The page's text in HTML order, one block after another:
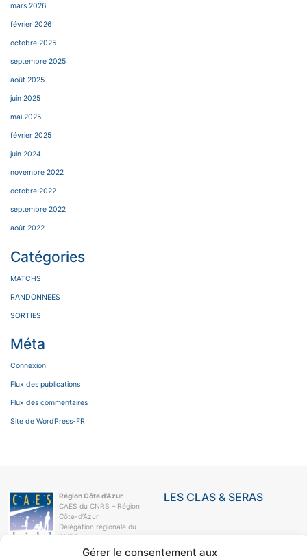
Gérer le consentement aux
mars 2026
février 2026
octobre 2025
septembre 2025
août 2025
juin 2025
mai 2025
février 2025
juin 2024
novembre 2022
octobre 2022
septembre 2022
août 2022
Catégories
MATCHS
RANDONNEES
SORTIES
Méta
Connexion
Flux des publications
Flux des commentaires
Site de WordPress-FR
Région Côte d'Azur
CAES du CNRS – Région
Côte-d’Azur
Délégation régionale du
CNRS
Campus Azur
LES CLAS & SERAS